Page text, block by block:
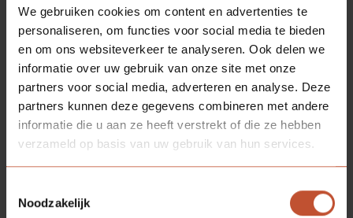
We gebruiken cookies om content en advertenties te
personaliseren, om functies voor social media te bieden
en om ons websiteverkeer te analyseren. Ook delen we
informatie over uw gebruik van onze site met onze
partners voor social media, adverteren en analyse. Deze
partners kunnen deze gegevens combineren met andere
informatie die u aan ze heeft verstrekt of die ze hebben
verzameld op basis van uw gebruik van hun services.
Noodzakelijk